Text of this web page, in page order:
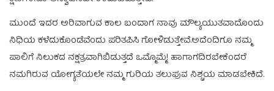
ಮುಂದೆ ಇದರ ಅರಿವಾಗುವ ಕಾಲ ಬಂದಾಗ ನಾವು ಮೌಲ್ಯಯುತವಾದೊಂದು
ನಿಧಿಯ ಕಳೆದುಕೊಂಡೆವೆಂದು ಪರಿತಪಿಸಿ ಗೋಳಿಡುತ್ತೇವೆ.ಅದೆಂದಿಗೂ ನಮ್ಮ
ಪಾಲಿಗೆ ನಿಲುಕದ ನಕ್ಷತ್ರವಾಗಿಬಿಡುತ್ತದೆ ಒಮ್ಮೊಮ್ಮೆ! ಹಾಗಾಗದಿರಬೇಕೆಂದರೆ
ನಮಗಿರುವ ಯೋಗ್ಯತೆಯಲೇ ನಮ್ಮ ಗುರಿಯ ತಲುಪುವ ನಿಶ್ಚಯ ಮಾಡಬೇಕಿದೆ.